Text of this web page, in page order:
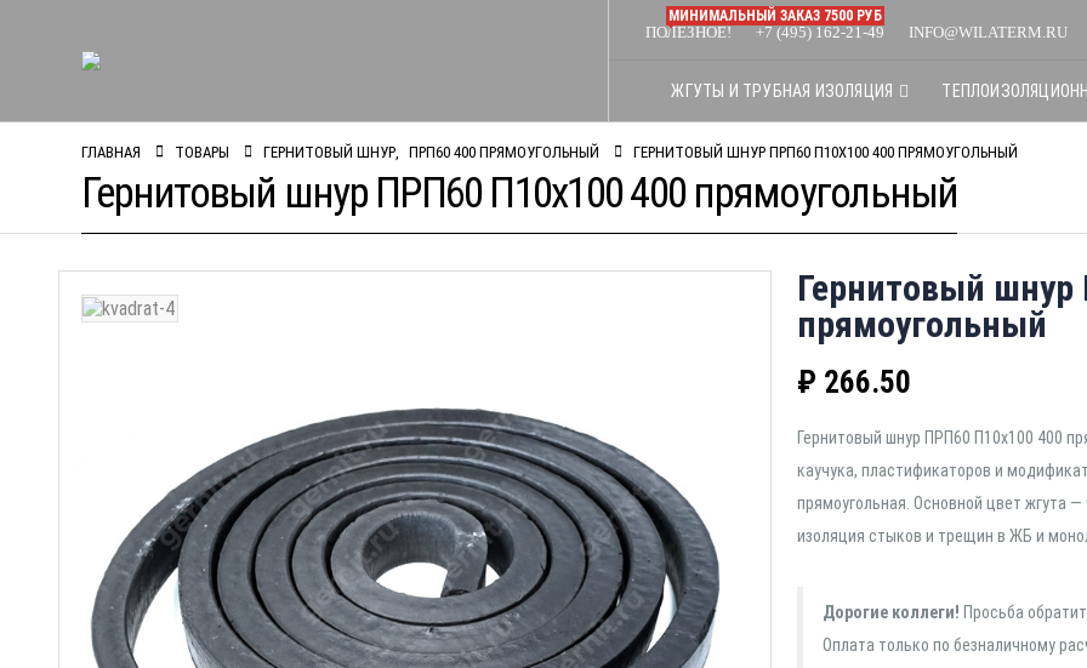
ПОЛЕЗНОЕ! +7 (495) 162-21-49
МИНИМАЛЬНЫЙ ЗАКАЗ 7500 РУБ
INFO@WILATERM.RU
ЖГУТЫ И ТРУБНАЯ ИЗОЛЯЦИЯ
ГЛАВНАЯ ТОВАРЫ ГЕРНИТОВЫЙ ШНУР, ПРП60 400 ПРЯМОУГОЛЬНЫЙ ГЕРНИТОВЫЙ ШНУР ПРП60 П10Х100 400 ПРЯМОУГОЛЬНЫЙ
Гернитовый шнур ПРП60 П10х100 400 прямоугольный
Гернитовый
прямоугольный
₽ 266.50
Гернитовый шнур ПРП60 П10х100 400
каучука, пластификаторов и
прямоугольная. Основной цвет жгута
изоляция стыков и трещин в ЖБ и
Дорогие коллеги! Просьба
Оплата только по безналичному